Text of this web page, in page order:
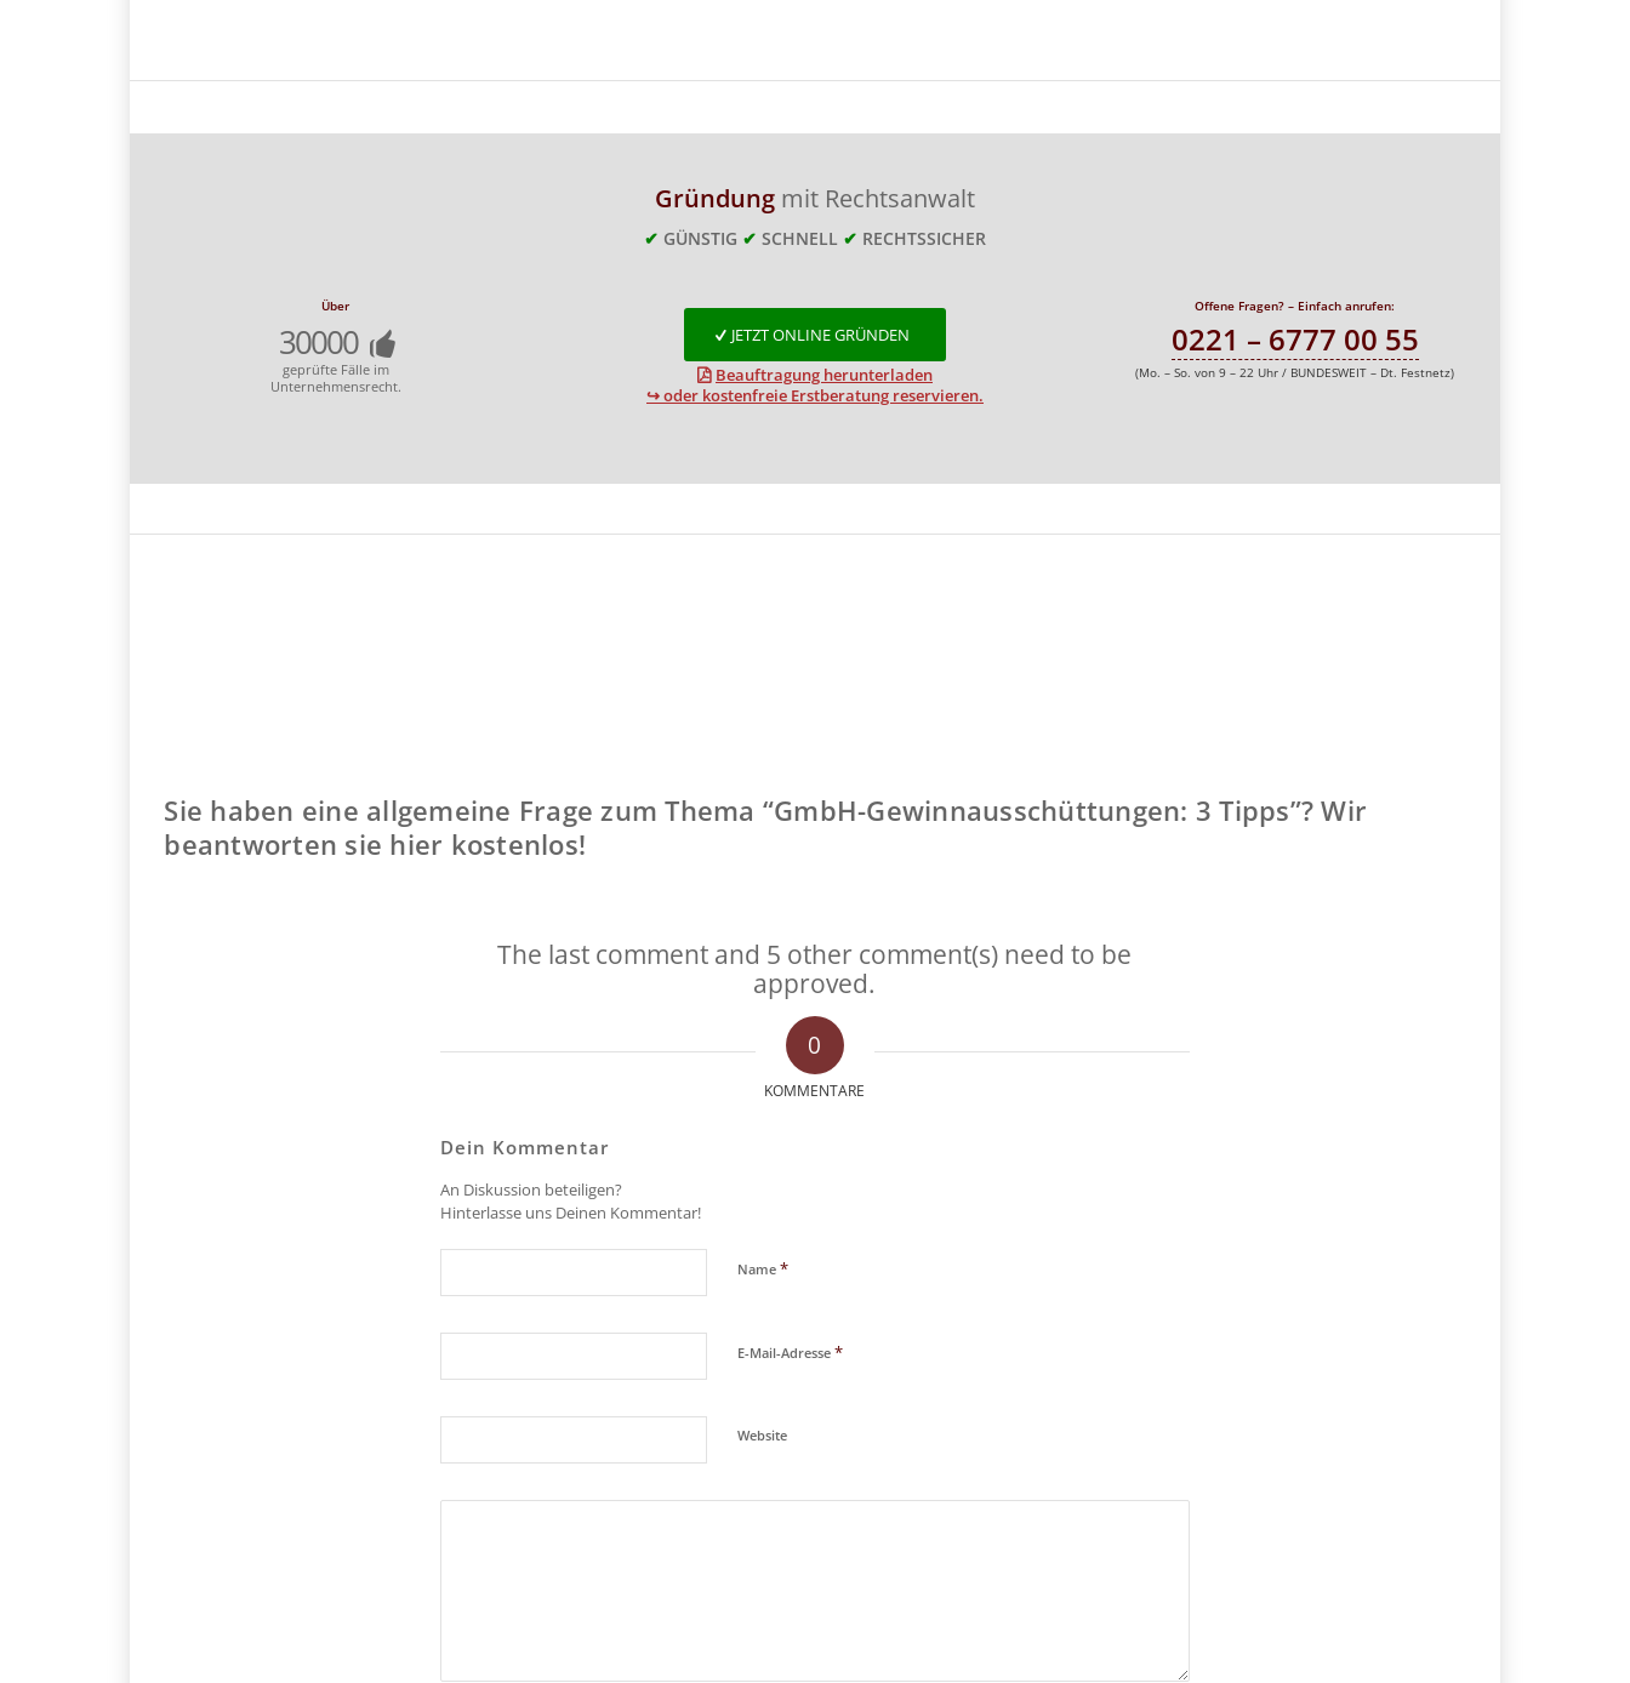
Gründung mit Rechtsanwalt
✔ GÜNSTIG ✔ SCHNELL ✔ RECHTSSICHER
Über
30000
geprüfte Fälle im
Unternehmensrecht.
JETZT ONLINE GRÜNDEN
Beauftragung herunterladen
↪ oder kostenfreie Erstberatung reservieren.
Offene Fragen? – Einfach anrufen:
0221 – 6777 00 55
(Mo. – So. von 9 – 22 Uhr / BUNDESWEIT – Dt. Festnetz)
Sie haben eine allgemeine Frage zum Thema “GmbH-Gewinnausschüttungen: 3 Tipps”? Wir
beantworten sie hier kostenlos!
The last comment and 5 other comment(s) need to be
approved.
0
KOMMENTARE
Dein Kommentar
An Diskussion beteiligen?
Hinterlasse uns Deinen Kommentar!
Name *
E-Mail-Adresse *
Website